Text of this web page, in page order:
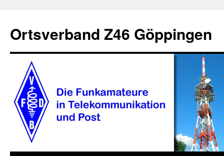
springen
Ortsverband Z46 Göppingen